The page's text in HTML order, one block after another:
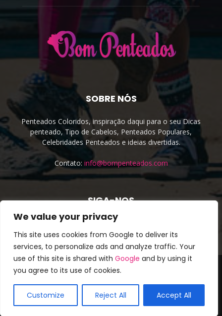
We value your privacy
This site uses cookies from Google to deliver its
services, to personalize ads and analyze traffic. Your
use of this site is shared with Google and by using it
you agree to its use of cookies.
Customize Reject All Accept All
SOBRE NÓS
Penteados Coloridos, inspiração daqui para o seu Dicas
penteado, Tipo de Cabelos, Penteados Populares,
Celebridades Penteados e ideias divertidas.
Contato: info@bompenteados.com
SIGA-NOS
Cookie Policy Privacy Policy
Terms & Conditions
© Copyright 2016 - Todos os direitos reservados. ❤Bom
Penteados